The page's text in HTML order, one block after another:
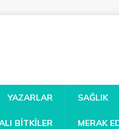
YAZARLAR SAĞLIK
BITKILER MERAK